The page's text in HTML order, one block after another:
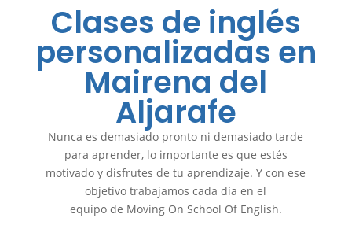
Clases de inglés
personalizadas en
Mairena del
Aljarafe
Nunca es demasiado pronto ni demasiado tarde
para aprender, lo importante es que estés
motivado y disfrutes de tu aprendizaje. Y con ese
objetivo trabajamos cada día en el
equipo de Moving On School Of English.